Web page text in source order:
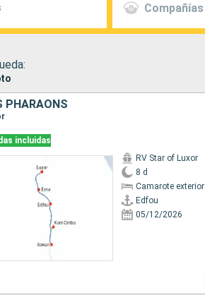
Compañías
PHARAONS
incluidas
RV Star of Luxor
8 d
Camarote exterior
Edfou
05/12/2026